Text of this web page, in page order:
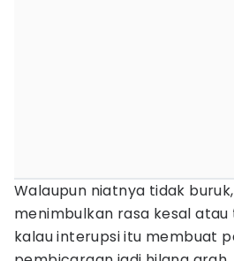
Walaupun niatnya tidak
menimbulkan rasa kesal
kalau interupsi itu membuat